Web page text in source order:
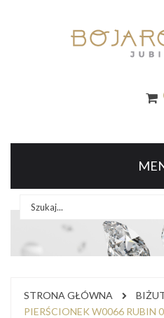
STRONA GŁÓWNA
PIERŚCIONEK W0066 RUBIN